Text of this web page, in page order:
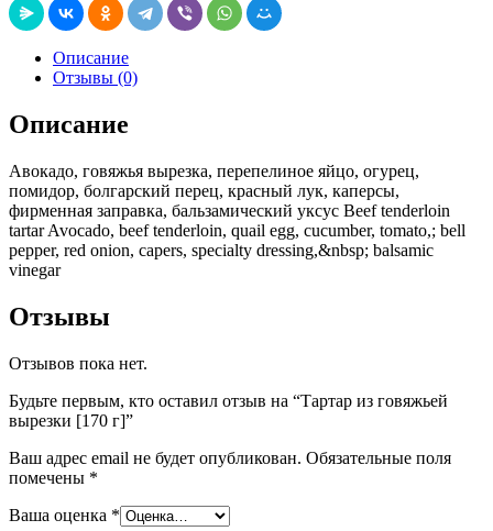
Описание
Отзывы (0)
Описание
Авокадо, говяжья вырезка, перепелиное яйцо, огурец,
помидор, болгарский перец, красный лук, каперсы,
фирменная заправка, бальзамический уксус Beef tenderloin
tartar Avocado, beef tenderloin, quail egg, cucumber, tomato,; bell
pepper, red onion, capers, specialty dressing,&nbsp; balsamic
vinegar
Отзывы
Отзывов пока нет.
Будьте первым, кто оставил отзыв на “Тартар из говяжьей
вырезки [170 г]”
Ваш адрес email не будет опубликован. Обязательные поля
помечены *
Ваша оценка *